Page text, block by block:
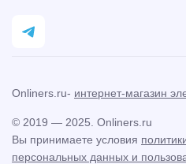
Вы принимаете условия
персональных данных и
© 2019 — 2025. Onliners.ru
Onliners.ru- интернет-магазин